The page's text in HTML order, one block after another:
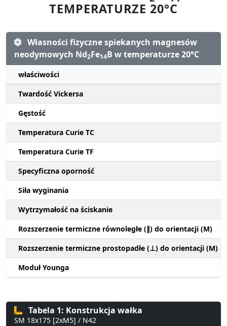
TEMPERATURZE 20°C
Własności fizyczne spiekanych magnesów
neodymowych Nd2Fe14B w temperaturze 20°C
właściwości
Twardość Vickersa
Gęstość
Temperatura Curie TC
Temperatura Curie TF
Specyficzna oporność
Siła wyginania
Wytrzymałość na ściskanie
Rozszerzenie termiczne równoległe (∥) do orientacji (M)
Rozszerzenie termiczne prostopadłe (⊥) do orientacji (M)
Moduł Younga
Tabela 1: Konstrukcja wałka
SM 18x175 [2xM5] / N42